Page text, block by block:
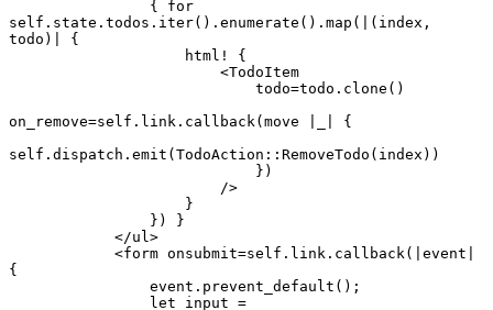
self.state.todos.iter().enumerate().map(|(index,
todo)| {
                    html! {
                        <TodoItem
                            todo=todo.clone()
on_remove=self.link.callback(move |_| {
self.dispatch.emit(TodoAction::RemoveTodo(index))
                            })
                        />
                    }
                }) }
            </ul>
{
                event.prevent_default();